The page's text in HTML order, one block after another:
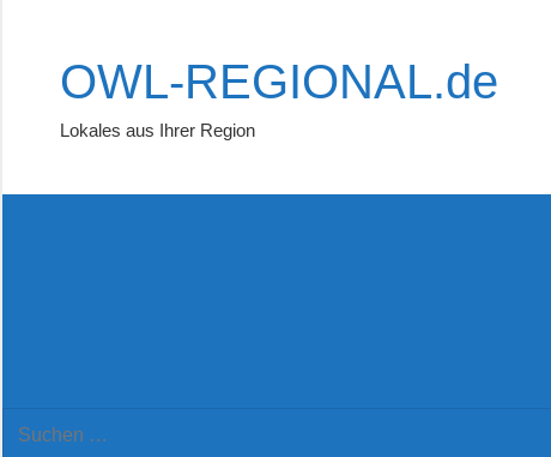
springenOWL-REGIONAL.de
Lokales aus Ihrer Region
Suchen